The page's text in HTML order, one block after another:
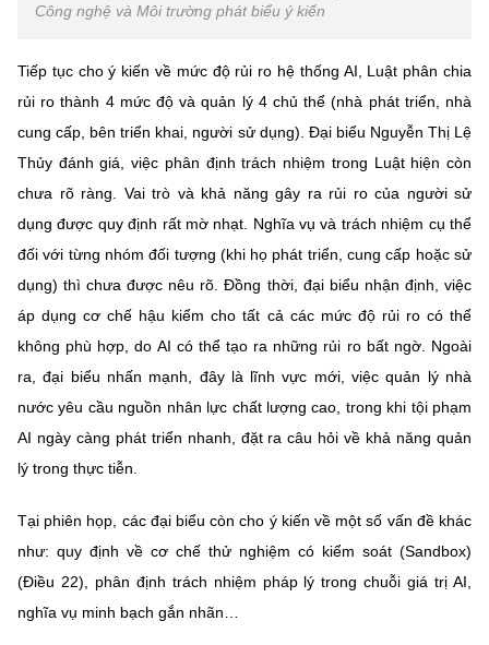
Công nghệ và Môi trường phát biểu ý kiến
Tiếp tục cho ý kiến về mức độ rủi ro hệ thống AI, Luật phân chia
rủi ro thành 4 mức độ và quản lý 4 chủ thể (nhà phát triển, nhà
cung cấp, bên triển khai, người sử dụng). Đại biểu Nguyễn Thị Lệ
Thủy đánh giá, việc phân định trách nhiệm trong Luật hiện còn
chưa rõ ràng. Vai trò và khả năng gây ra rủi ro của người sử
dụng được quy định rất mờ nhạt. Nghĩa vụ và trách nhiệm cụ thể
đối với từng nhóm đối tượng (khi họ phát triển, cung cấp hoặc sử
dụng) thì chưa được nêu rõ. Đồng thời, đại biểu nhận định, việc
áp dụng cơ chế hậu kiểm cho tất cả các mức độ rủi ro có thể
không phù hợp, do AI có thể tạo ra những rủi ro bất ngờ. Ngoài
ra, đại biểu nhấn mạnh, đây là lĩnh vực mới, việc quản lý nhà
nước yêu cầu nguồn nhân lực chất lượng cao, trong khi tội phạm
AI ngày càng phát triển nhanh, đặt ra câu hỏi về khả năng quản
lý trong thực tiễn.
Tại phiên họp, các đại biểu còn cho ý kiến về một số vấn đề khác
như: quy định về cơ chế thử nghiệm có kiểm soát (Sandbox)
(Điều 22), phân định trách nhiệm pháp lý trong chuỗi giá trị AI,
nghĩa vụ minh bạch gắn nhãn…